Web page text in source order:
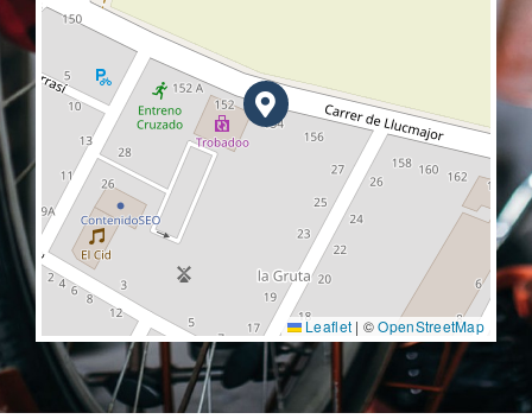
Leaflet | ©OpenStreetMap